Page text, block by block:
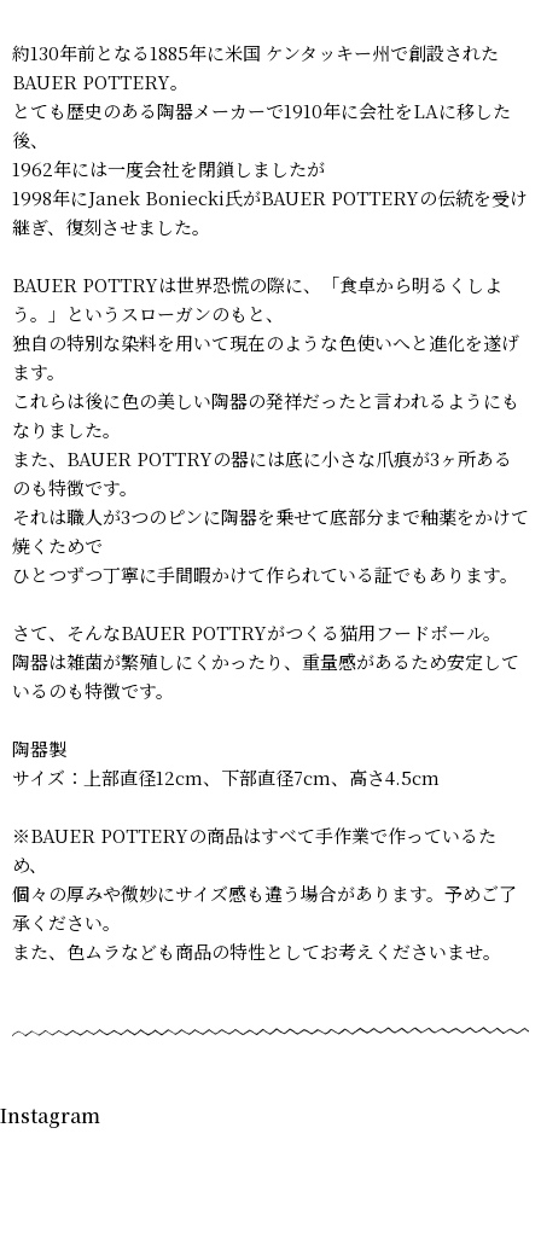
約130年前となる1885年に米国 ケンタッキー州で創設された
BAUER POTTERY。
とても歴史のある陶器メーカーで1910年に会社をLAに移した
後、
1962年には一度会社を閉鎖しましたが
1998年にJanek Boniecki氏がBAUER POTTERYの伝統を受け
継ぎ、復刻させました。
BAUER POTTRYは世界恐慌の際に、「食卓から明るくしよ
う。」というスローガンのもと、
独自の特別な染料を用いて現在のような色使いへと進化を遂げ
ます。
これらは後に色の美しい陶器の発祥だったと言われるようにも
なりました。
また、BAUER POTTRYの器には底に小さな爪痕が3ヶ所ある
のも特徴です。
それは職人が3つのピンに陶器を乗せて底部分まで釉薬をかけて
焼くためで
ひとつずつ丁寧に手間暇かけて作られている証でもあります。
さて、そんなBAUER POTTRYがつくる猫用フードボール。
陶器は雑菌が繁殖しにくかったり、重量感があるため安定して
いるのも特徴です。
陶器製
サイズ：上部直径12cm、下部直径7cm、高さ4.5cm
※BAUER POTTERYの商品はすべて手作業で作っているた
め、
個々の厚みや微妙にサイズ感も違う場合があります。予めご了
承ください。
また、色ムラなども商品の特性としてお考えくださいませ。
Instagram